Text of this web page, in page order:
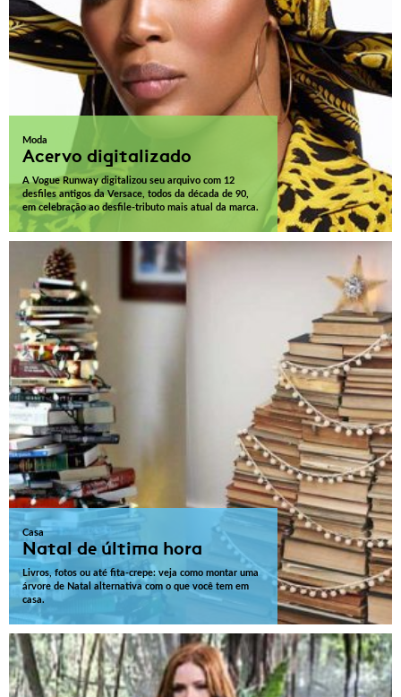
Moda
Acervo digitalizado
A Vogue Runway digitalizou seu arquivo com 12
desfiles antigos da Versace, todos da década de 90,
em celebração ao desfile-tributo mais atual da marca.
Casa
Natal de última hora
Livros, fotos ou até fita-crepe: veja como montar uma
árvore de Natal alternativa com o que você tem em
casa.